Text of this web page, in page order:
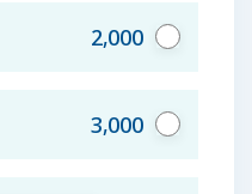
2,000
3,000